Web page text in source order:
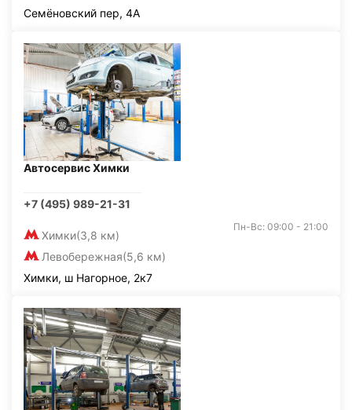
Семёновский пер, 4А
Автосервис Химки
+7 (495) 989-21-31
Химки(3,8 км)
Левобережная(5,6 км)
Пн-Вс: 09:00 - 21:00
Химки, ш Нагорное, 2к7